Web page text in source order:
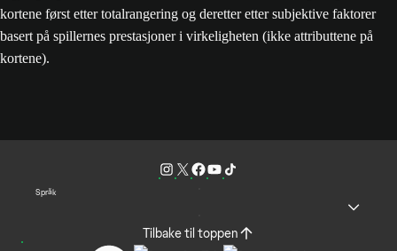
kortene først etter totalrangering og deretter etter subjektive faktorer
basert på spillernes prestasjoner i virkeligheten (ikke attributtene på
kortene).
Språk
Tilbake til toppen